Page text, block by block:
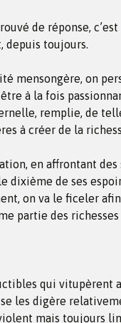
de réponse,
depuis toujours.
mensongère, on
à la fois
remplie, de
à créer de la
en affrontant des
dixième de ses
on va le ficeler afin
partie des richesses
qui vitupèrent
les digère
mais toujours